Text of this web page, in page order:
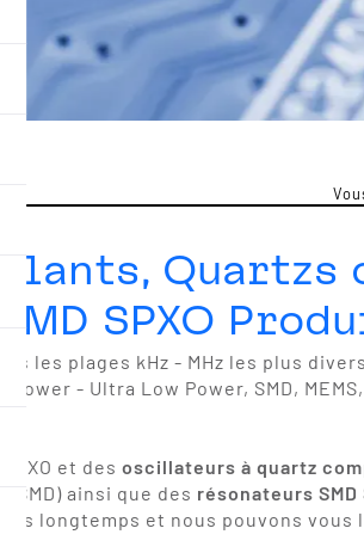
SPXO
les plages kHz - MHz les plus
Power - Ultra Low Power, SMD,
VCXO et des oscillateurs à quartz
(SMD) ainsi que des résonateurs SMD
longtemps et nous pouvons vous